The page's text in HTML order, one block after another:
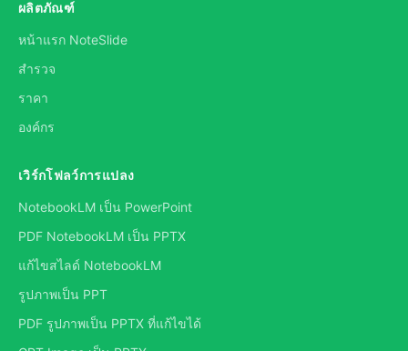
ผลิตภัณฑ์
หน้าแรก NoteSlide
สำรวจ
ราคา
องค์กร
เวิร์กโฟลว์การแปลง
NotebookLM เป็น PowerPoint
PDF NotebookLM เป็น PPTX
แก้ไขสไลด์ NotebookLM
รูปภาพเป็น PPT
PDF รูปภาพเป็น PPTX ที่แก้ไขได้